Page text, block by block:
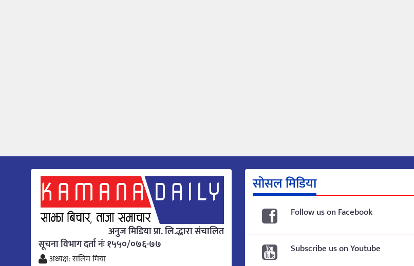
अनुज मिडिया प्रा. लि.द्धारा संचालित
सूचना विभाग दर्ता नंः १५५०/०७६-७७
अध्यक्ष: सलिम मिया
सोसल मिडिया
Follow us on Facebook
Subscribe us on Youtube